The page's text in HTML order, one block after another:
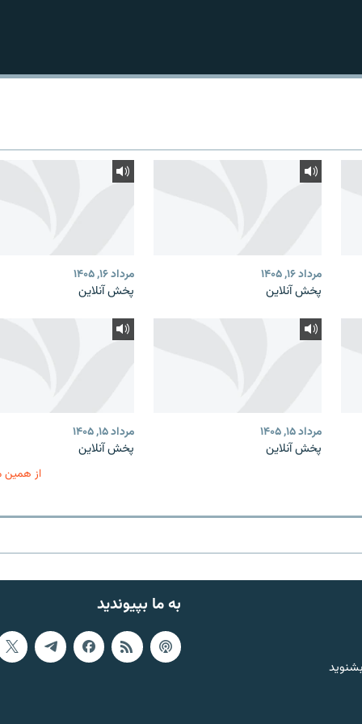
مرداد ۱۶, ۱۴۰۵
پخش آنلاین
مرداد ۱۶, ۱۴۰۵
پخش آنلاین
مرداد ۱۵, ۱۴۰۵
پخش آنلاین
مرداد ۱۵, ۱۴۰۵
پخش آنلاین
از همین
به ما بپیوندید